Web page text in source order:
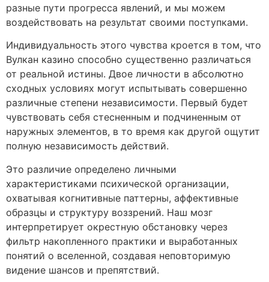
разные пути прогресса явлений, и мы можем
воздействовать на результат своими поступками.
Индивидуальность этого чувства кроется в том, что
Вулкан казино способно существенно различаться
от реальной истины. Двое личности в абсолютно
сходных условиях могут испытывать совершенно
различные степени независимости. Первый будет
чувствовать себя стесненным и подчиненным от
наружных элементов, в то время как другой ощутит
полную независимость действий.
Это различие определено личными
характеристиками психической организации,
охватывая когнитивные паттерны, аффективные
образцы и структуру воззрений. Наш мозг
интерпретирует окрестную обстановку через
фильтр накопленного практики и выработанных
понятий о вселенной, создавая неповторимую
видение шансов и препятствий.